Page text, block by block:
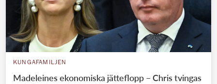
KUNGAFAMILJEN
Madeleines ekonomiska jätteflopp – Chris tvingas